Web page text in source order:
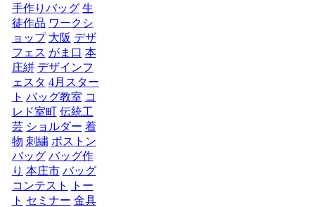
手作りバッグ 生
徒作品 ワークシ
ョップ 大阪 デザ
フェス がま口 本
庄絣 デザインフ
ェスタ 4月スター
ト バッグ教室 コ
レド室町 伝統工
芸 ショルダー 着
物 刺繍 ボストン
バッグ バッグ作
り 本庄市 バッグ
コンテスト
トー
ト セミナー 金具